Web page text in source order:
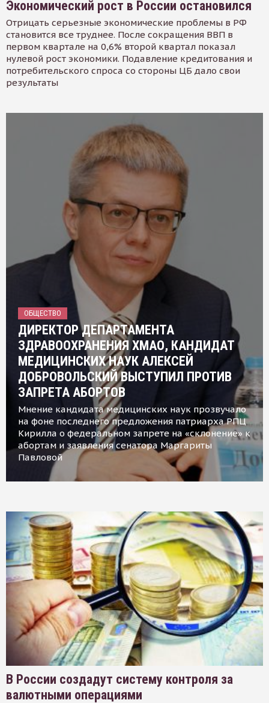
Экономический рост в России остановился
Отрицать серьезные экономические проблемы в РФ
становится все труднее. После сокращения ВВП в
первом квартале на 0,6% второй квартал показал
нулевой рост экономики. Подавление кредитования и
потребительского спроса со стороны ЦБ дало свои
результаты
ОБЩЕСТВО
ДИРЕКТОР ДЕПАРТАМЕНТА
ЗДРАВООХРАНЕНИЯ ХМАО, КАНДИДАТ
МЕДИЦИНСКИХ НАУК АЛЕКСЕЙ
ДОБРОВОЛЬСКИЙ ВЫСТУПИЛ ПРОТИВ
ЗАПРЕТА АБОРТОВ
Мнение кандидата медицинских наук прозвучало
на фоне последнего предложения патриарха РПЦ
Кирилла о федеральном запрете на «склонение» к
абортам и заявления сенатора Маргариты
Павловой
В России создадут систему контроля за
валютными операциями